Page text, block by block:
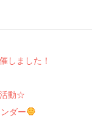
しました！
活動☆
ダー